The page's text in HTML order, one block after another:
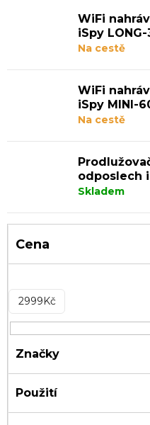
WiFi
iSpy
Na cestě
WiFi
iSpy MINI-
Na cestě
odposlech
Skladem
Cena
2999Kč
Značky
Použití
r